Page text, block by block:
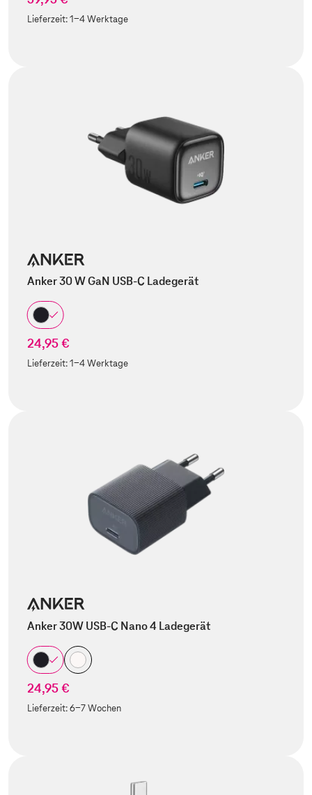
Lieferzeit:1-4 Werktage
Anker 30 W GaN USB-C Ladegerät
24,95 €
Lieferzeit:1-4 Werktage
Anker 30W USB-C Nano 4 Ladegerät
24,95 €
Lieferzeit:6-7 Wochen